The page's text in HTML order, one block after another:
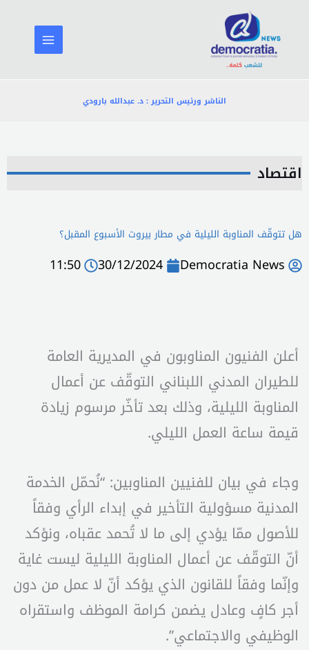
المحتوى
الناشر ورئيس التحرير : د. عبدالله بارودي
اقتصاد
هل تتوقّف المناوبة الليلية في مطار بيروت الأسبوع المقبل؟
Democratia News
30/12/2024
11:50
أعلن الفنيون المناوبون في المديرية العامة
للطيران المدني اللبناني التوقّف عن أعمال
المناوبة الليلية، وذلك بعد تأخّر مرسوم زيادة
قيمة ساعة العمل الليلي.
وجاء في بيان للفنيين المناوبين: “نُحمّل الخدمة
المدنية مسؤولية التأخير في إبداء الرأي وفقاً
للأصول ممّا يؤدي إلى ما لا تُحمد عقباه، ونؤكد
أنّ التوقّف عن أعمال المناوبة الليلية ليست غاية
وإنّما وفقاً للقانون الذي يؤكد أنّ لا عمل من دون
أجر كافٍ وعادل يضمن كرامة الموظف واستقراه
الوظيفي والاجتماعي”.